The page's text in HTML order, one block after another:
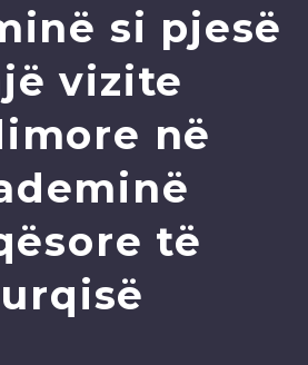
si pjesë
vizite
në
të